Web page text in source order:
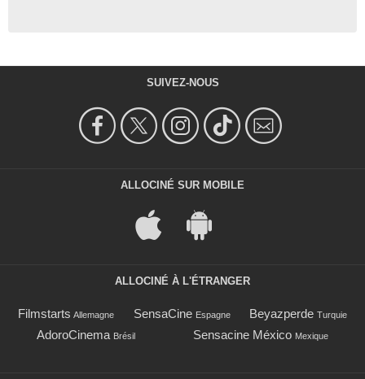
SUIVEZ-NOUS
ALLOCINÉ SUR MOBILE
ALLOCINÉ À L'ÉTRANGER
Filmstarts Allemagne SensaCine Espagne Beyazperde Turquie
AdoroCinema Brésil Sensacine México Mexique